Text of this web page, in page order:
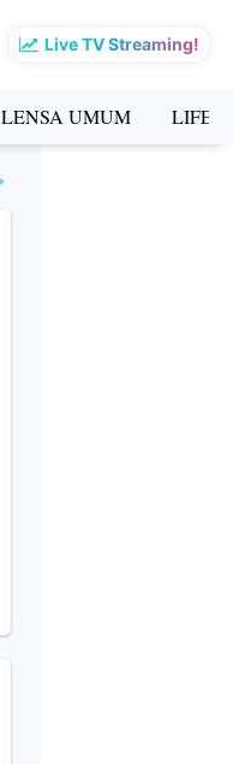
Live TV Streaming!
LENSA UMUM